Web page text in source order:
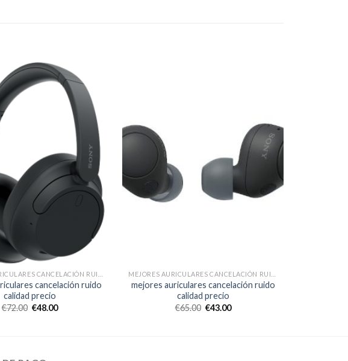
cancelación ruido
calidad precio
€72.00 €48.00
mejores auriculares cancelación ruido
calidad precio
€65.00 €43.00